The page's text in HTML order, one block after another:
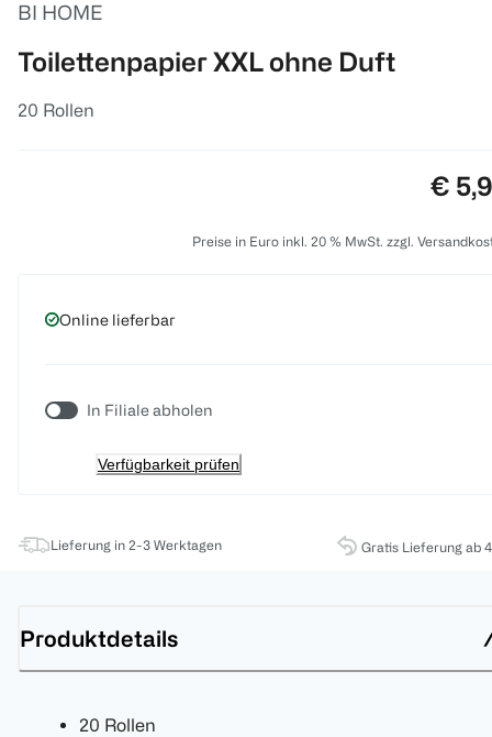
BI HOME
Toilettenpapier XXL ohne Duft
20 Rollen
€
Preise in Euro inkl. 20 % MwSt. zzgl.
Online lieferbar
In Filiale abholen
Verfügbarkeit prüfen
Lieferung in 2-3 Werktagen Gratis Lieferung ab
Produktdetails
20 Rollen